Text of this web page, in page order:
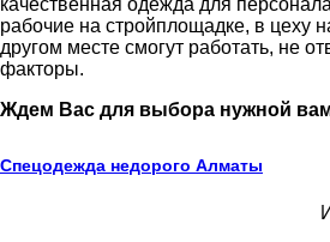
качественная одежда для
рабочие на стройплощадке, в цеху
другом месте смогут работать, не
факторы.
Ждем Вас для выбора нужной
Спецодежда недорого Алматы